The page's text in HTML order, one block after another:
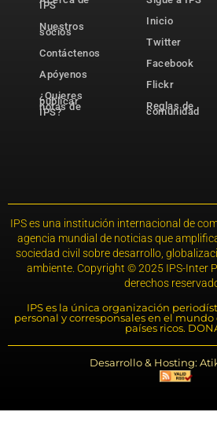
IPS
Nuestros
socios
Contáctenos
Apóyenos
¿Quieres
publicar
notas de
IPS?
Inicio
Twitter
Facebook
Flickr
Reglas de
comunidad
IPS es una institución internacional de
agencia mundial de noticias que
sociedad civil sobre desarrollo,
ambiente. Copyright © 2025 IPS-Inter
derechos
IPS es la única organización
personal y corresponsales en el
países ricos.
Desarrollo & Hosting: